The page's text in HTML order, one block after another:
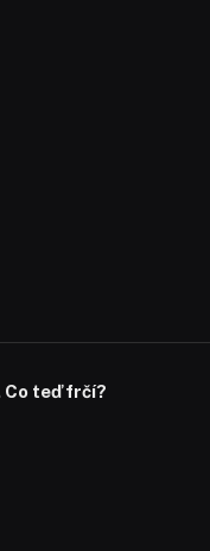
Co teď frčí?